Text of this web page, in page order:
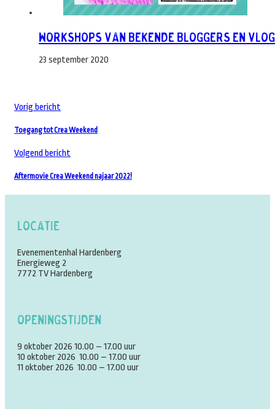
Workshops van bekende bloggers en
23 september 2020
Vorig bericht
Toegang tot Crea Weekend
Volgend bericht
Aftermovie Crea Weekend najaar 2022!
Locatie
Evenementenhal Hardenberg
Energieweg 2
7772 TV Hardenberg
Openingstijden
9 oktober 2026 10.00 – 17.00 uur
10 oktober 2026 10.00 – 17.00 uur
11 oktober 2026 10.00 – 17.00 uur